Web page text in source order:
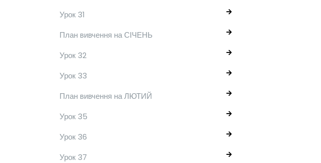
Урок 31
План вивчення на СІЧЕНЬ
Урок 32
Урок 33
План вивчення на ЛЮТИЙ
Урок 35
Урок 36
Урок 37